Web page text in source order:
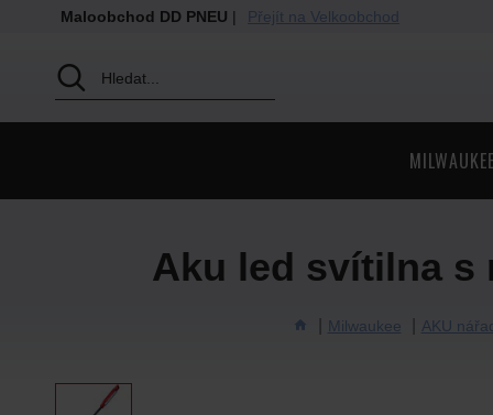
Maloobchod DD PNEU | Přejít na Velkoobchod
MILWAUKEE
Milwaukee AKU
Aku led svítilna s